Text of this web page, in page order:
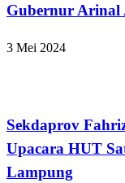
Gubernur Arinal
3 Mei 2024
Sekdaprov
Upacara HUT
Lampung